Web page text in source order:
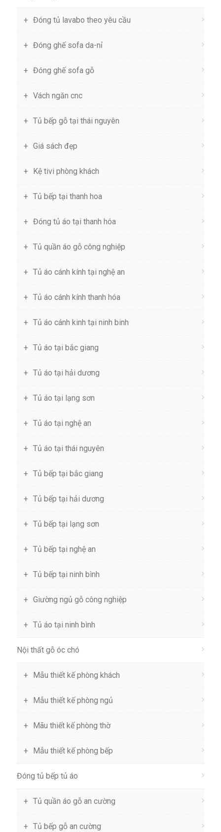
Đóng tủ lavabo theo yêu cầu
Đóng ghế sofa da-nỉ
Đóng ghế sofa gỗ
Vách ngăn cnc
Tủ bếp gỗ tại thái nguyên
Giá sách đẹp
Kệ tivi phòng khách
Tủ bếp tại thanh hoa
Đóng tủ áo tại thanh hóa
Tủ quần áo gỗ công nghiệp
Tủ áo cánh kính tại nghệ an
Tủ áo cánh kính thanh hóa
Tủ áo cánh kinh tại ninh binh
Tủ áo tại bắc giang
Tủ áo tại hải dương
Tủ áo tại lạng sơn
Tủ áo tại nghệ an
Tủ áo tại thái nguyên
Tủ bếp tại bắc giang
Tủ bếp tại hải dương
Tủ bếp tại lạng sơn
Tủ bếp tại nghệ an
Tủ bếp tại ninh bình
Giường ngủ gỗ công nghiệp
Tủ áo tại ninh bình
Nội thất gỗ óc chó
Mẫu thiết kế phòng khách
Mẫu thiết kế phòng ngủ
Mãu thiết kế phòng thờ
Mẫu thiết kế phòng bếp
Đóng tủ bếp tủ áo
Tủ quần áo gỗ an cường
Tủ bếp gỗ an cường